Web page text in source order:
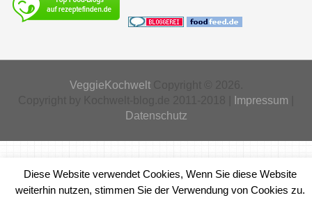
VeggieKochweltCopyright © 2026.
Impressum
Datenschutz
Diese Website verwendet Cookies, Wenn Sie diese Website
weiterhin nutzen, stimmen Sie der Verwendung von Cookies zu.